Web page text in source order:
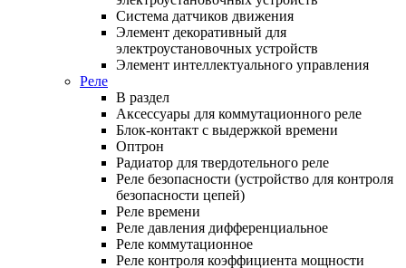
Система датчиков движения
Элемент декоративный для
электроустановочных устройств
Элемент интеллектуального управления
Реле
В раздел
Аксессуары для коммутационного реле
Блок-контакт с выдержкой времени
Оптрон
Радиатор для твердотельного реле
Реле безопасности (устройство для контроля
безопасности цепей)
Реле времени
Реле давления дифференциальное
Реле коммутационное
Реле контроля коэффициента мощности